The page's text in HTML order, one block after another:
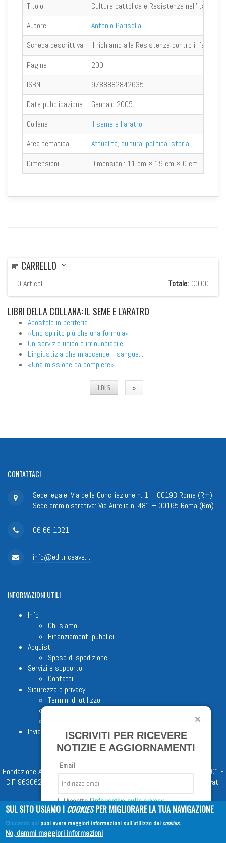
Titolo
Cultura cattolica e Resistenza nell'Italia
Autore
Antonio Parisella
Scheda descrittiva
Il richiamo alla Resistenza contro il
Pagine
200
ISBN
9788882842635
Data pubblicazione
Gennaio 2005
Collana
Il seme e l'aratro
Area tematica
Attualità, cultura, politica, storia
Dimensioni
Dimensioni: 11 cm × 19 cm × 0 cm
CARRELLO
0 Articoli Totale: €0,00
LIBRI DELLA COLLANA: IL SEME E L'ARATRO
Apostole in periferia
«Uno spirito più che una formula»
Un servizio unico e irrinunciabile
L'ingiustizia che m'accende il sangue...
«Una missione da compiere»
1 DI 5 »
CONTATTACI
Sede legale: Via della Conciliazione n. 1 – 00193 Roma (Rm)
Sede amministrativa: Via Aurelia n. 481 – 00165 Roma (Rm)
06 66 1321
info@editriceave.it
INFORMAZIONIUTILI
Info
Chi siamo
Finanziamenti pubblici
Acquisti
Spese di spedizione
Servizi e supporto
Contatti
Sicurezza e privacy
Termini di utilizzo
Invia proposta editoriale
Fondazione Apostolicam Actuositatem ETS © 2023 - P.I. 05398481001 -
C.F 96306220581 - REA 888781 del 23/02/98 - Tutti i diritti riservati
Copyright © 2026EDITRICE AVE
ISCRIVITI PER RICEVERE
NOTIZIE E AGGIORNAMENTI
Email
Accetto l'informativa sulla privacy
Iscriviti
SUL SITO USIAMO I COOKIESPER MIGLIORARE LA TUA NAVIGAZIONE
Cliccando qui puoi avere maggiori informazioni sull'utilizzo dei cookies.
No, dammi maggiori informazioni